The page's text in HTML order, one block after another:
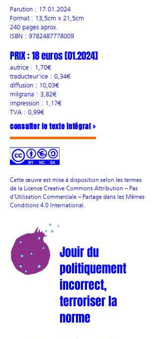
​Parution : 17.01.2024
Format : 13,5cm x 21,5cm
240 pages aprox.
ISBN : 9782487778009
PRIX : 18 euros [01.2024]
autrice : 1,70€
traducteur’ice : 0,34€
diffusion : 10,03€
milgrana : 3,82€
impression : 1,17€
TVA : 0,99€
consulter le texte intégral >
Cette œuvre est mise à disposition selon les termes
de la Licence Creative Commons Attribution – Pas
d’Utilisation Commerciale – Partage dans les Mêmes
Conditions 4.0 International.
Jouir du
politiquement
incorrect,
terroriser la
norme